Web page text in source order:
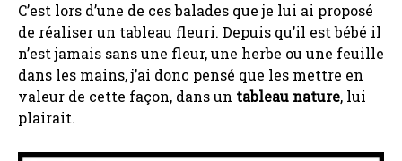
C’est lors d’une de ces balades que je lui ai proposé
de réaliser un tableau fleuri. Depuis qu’il est bébé il
n’est jamais sans une fleur, une herbe ou une feuille
dans les mains, j’ai donc pensé que les mettre en
valeur de cette façon, dans un tableau nature, lui
plairait.